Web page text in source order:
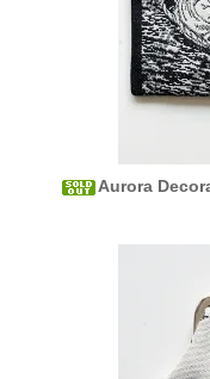
Aurora